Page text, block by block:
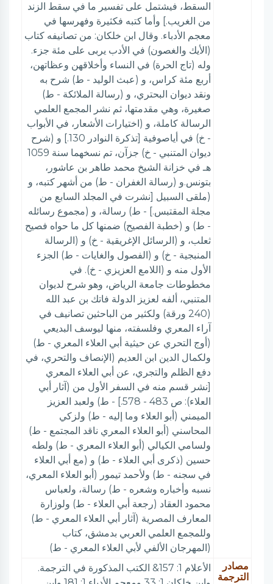
السقط، فيشتمل على تفسير ما في سقط الزند
من الغريب.] وأما كتبه فكثيرة وفهرسها في
معجم الأدباء. وقال ابن خلكان: من تصانيفه كتاب
(الأيك والغصون) في الأدب يربى على مئة جزء.
وله (تاج الحرة) في النساء وأخلاقهن وعظاتهن،
أربع مئة كراس، و (عبث الوليد - ط) شرح به
ونقد ديوان البحتري، و (رسالة الملائكة - ط)
صغيرة، وهي مقدمتها، ثم نشر المجمع العلمي
الرسالة كاملة، و (اختيارات الأشعار، في الأبواب
- خ) في أياصوفية [تذكرة النوادر 130.] و (شرح
ديوان المتنبي - خ) جزآن، تم نسخهما سنة 1059
هـ في خزانة الشيخ محمد طاهر بن عاشور،
بتونس.و (رسالة الغفران - ط) من أشهر كتبه، و
(ملقى السبيل [نشرت في المجلد السابع من
مجلة المقتبس.] - ط) رسالة، و (مجموع رسائله
- ط) و (خطبة الفصيح) ضمنها كل ما حواه فصيح
ثعلب، و (الرسائل الإغريقية - خ) و (الرسالة
المنبجية - خ) و (الفصول والغايات - ط) الجزء
الأول منه و (اللامع العزيزي - خ). في
مخطوطات جامعة الرياض، وهو شرح لديوان
المتنبي، ألفه لعزيز الدولة فاتك بن عبد الله
(240 ورقة) ولكثير من الباحثين تصانيف في
آراء المعري وفلسفته، منها ليوسف البديعي
(أوج التحري عن حيثية أبي العلاء المعري - ط)
ولكمال الدين ابن العديم (الإنصاف والتحري، في
دفع الظلم والتجري، عن أبي العلاء المعري
[نشر قسم منه في السفر الأول من (آثار أبي
العلاء): ص 483 - 578.] - ط) ولعبد العزيز
الميمني (أبو العلاء وما إليه - ط) ولزكي
المحاسني (أبو العلاء المعري ناقد المجتمع - ط)
ولسامي الكيالي (أبو العلاء المعري - ط) ولطه
حسين (ذكرى أبي العلاء - ط) و (مع أبي العلاء
في سجنه - ط) ولأحمد تيمور (أبو العلاء المعري،
نسبه وأخباره وشعره - ط) رسالة، ولعباس
محمود العقاد (رجعة أبي العلاء - ط) ولوزارة
المعارف المصرية (آثار أبي العلاء المعري - ط)
وللمجمع العلمي العربي بدمشق، كتاب
(المهرجان الألفي لأبي العلاء المعري - ط)
مصادر
الترجمة
الأعلام 1: 157& الكتب المذكورة في الترجمة.